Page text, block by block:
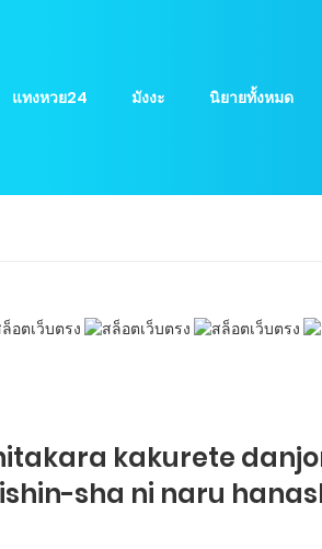
แทงหวย24 มังงะ นิยายทั้งหมด
kakurete
sha ni naru